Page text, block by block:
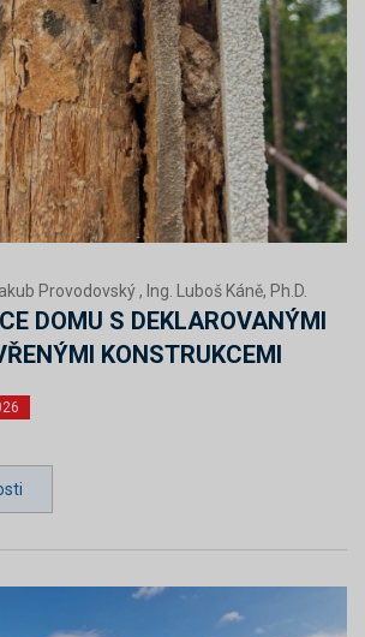
Provodovský , Ing. Luboš Káně, Ph.D.
DOMU S DEKLAROVANÝMI
KONSTRUKCEMI